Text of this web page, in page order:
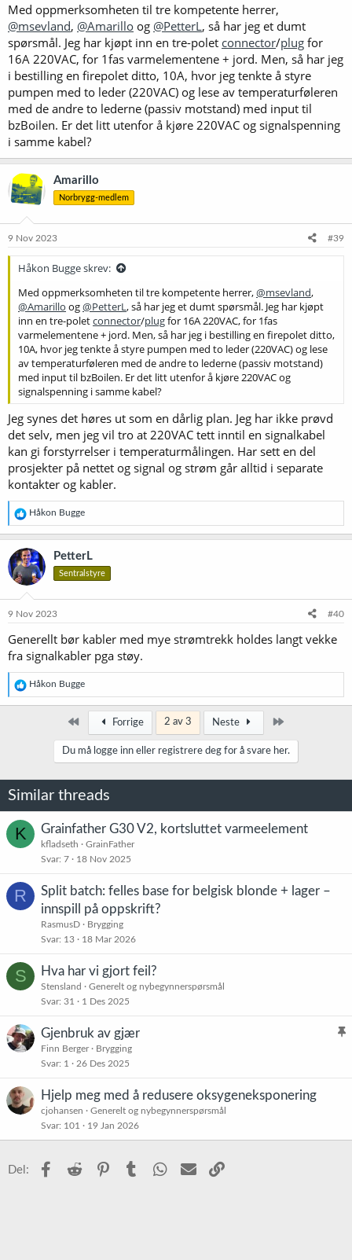
:
Med oppmerksomheten til tre kompetente herrer,
@msevland, @Amarillo og @PetterL, så har jeg et dumt
spørsmål. Jeg har kjøpt inn en tre-polet connector/plug for
16A 220VAC, for 1fas varmelementene + jord. Men, så har jeg
i bestilling en firepolet ditto, 10A, hvor jeg tenkte å styre
pumpen med to leder (220VAC) og lese av temperaturføleren
med de andre to lederne (passiv motstand) med input til
bzBoilen. Er det litt utenfor å kjøre 220VAC og signalspenning
i samme kabel?
Amarillo
Norbrygg-medlem
9 Nov 2023 #39
Håkon Bugge skrev:
Med oppmerksomheten til tre kompetente herrer,@msevland,
@Amarillo og@PetterL, så har jeg et dumt spørsmål. Jeg har kjøpt
inn en tre-poletconnector/plugfor 16A 220VAC, for 1fas
varmelementene + jord. Men, så har jeg i bestilling en firepolet ditto,
10A, hvor jeg tenkte å styre pumpen med to leder (220VAC) og lese
av temperaturføleren med de andre to lederne (passiv motstand)
med input til bzBoilen. Er det litt utenfor å kjøre 220VAC og
signalspenning i samme kabel?
Jeg synes det høres ut som en dårlig plan. Jeg har ikke prøvd
det selv, men jeg vil tro at 220VAC tett inntil en signalkabel
kan gi forstyrrelser i temperaturmålingen. Har sett en del
prosjekter på nettet og signal og strøm går alltid i separate
kontakter og kabler.
R
e
a
k
s
j
o
e
:
Håkon Bugge
PetterL
Sentralstyre
9 Nov 2023 #40
Generellt bør kabler med mye strømtrekk holdes langt vekke
fra signalkabler pga støy.
R
e
a
r
Håkon Bugge
Først Forrige 2 av 3 Neste
Du må logge inn eller registrere deg for å svare her.
Similar threads
K Grainfather G30 V2, kortsluttet varmeelement
kfladseth
GrainFather
Svar 7 18 Nov 2025
R
Split batch: felles base for belgisk blonde + lager –
innspill på oppskrift?
RasmusD
Brygging
Svar 13 18 Mar 2026
S Hva har vi gjort feil?
Stensland
Generelt og nybegynnerspørsmål
Svar 31 1 Des 2025
K
Gjenbruk av gjær
Finn Berger
Brygging
Svar 1 26 Des 2025
Hjelp meg med å redusere oksygeneksponering
cjohansen
Generelt og nybegynnerspørsmål
Svar 101 19 Jan 2026
Del: Facebook
Reddit PinterestTumblr WhatsApp
E-post